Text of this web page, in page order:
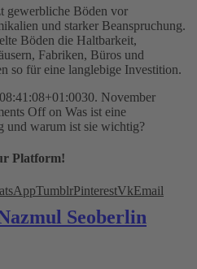
gewerbliche Böden vor
und starker Beanspruchung.
Böden die Haltbarkeit,
Fabriken, Büros und
so für eine langlebige Investition.
30. November
Off on Was ist eine
und warum ist sie wichtig?
Platform!
TumblrPinterestVkEmail
Seoberlin